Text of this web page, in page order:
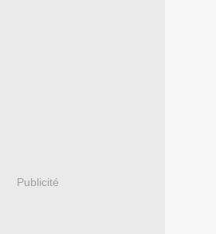
Publicité